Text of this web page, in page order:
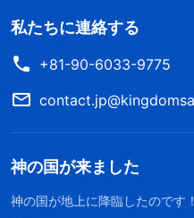
私たちに連絡する
+81-90-6033-9775
神の国が来ました
神の国が地上に降臨したのです